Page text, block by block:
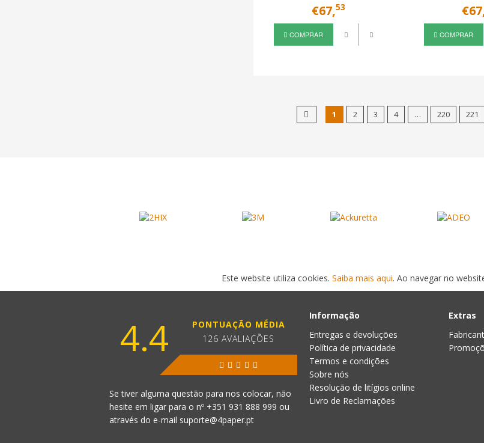
€67,53
COMPRAR COMPRAR
1 2 3 4 … 220 221
Este website utiliza cookies. Saiba mais aqui. Ao navegar no
4.4
PONTUAÇÃO MÉDIA
126 AVALIAÇÕES
Se tiver alguma questão para nos colocar, não
hesite em ligar para o nº +351 931 888 999 ou
através do e-mail suporte@4paper.pt
Informação
Entregas e devoluções
Política de privacidade
Termos e condições
Sobre nós
Resolução de litígios online
Livro de Reclamações
Extras